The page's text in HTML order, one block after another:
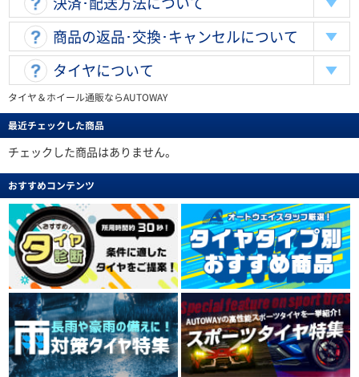
商品の返品･交換･キャンセルについて
タイヤについて
タイヤ＆ホイール通販ならAUTOWAY
最近チェックした商品
チェックした商品はありません。
おすすめコンテンツ